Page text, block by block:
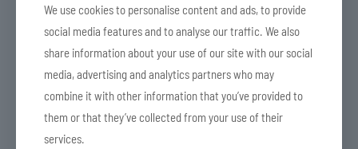
HABEN SIE FRAGEN?
Dein Name
Deine E-Mail-Adresse
We use cookies to personalise content and ads, to provide
social media features and to analyse our traffic. We also
share information about your use of our site with our social
media, advertising and analytics partners who may
combine it with other information that you’ve provided to
them or that they’ve collected from your use of their
services.